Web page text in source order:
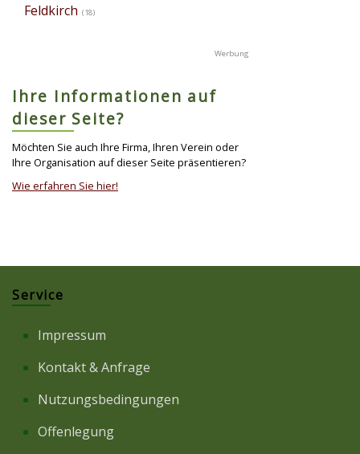
Feldkirch (18)
Ihre Informationen auf
dieser Seite?
Möchten Sie auch Ihre Firma, Ihren Verein oder
Ihre Organisation auf dieser Seite präsentieren?
Wie erfahren Sie hier!
Service
Impressum
Kontakt & Anfrage
Nutzungsbedingungen
Offenlegung